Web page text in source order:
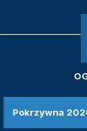
Pokrzywna